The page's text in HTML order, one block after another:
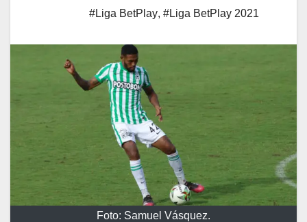
#Liga BetPlay, #Liga BetPlay 2021
Foto: Samuel Vásquez.